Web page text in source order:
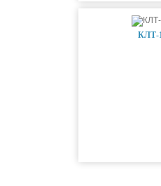
КЛТ-